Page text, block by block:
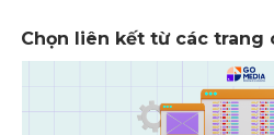
Chọn liên kết từ các trang